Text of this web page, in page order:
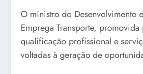
O ministro do Desenvolvimento
Emprega Transporte,
qualificação profissional e
voltadas à geração de